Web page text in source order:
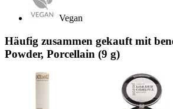
Vegan
Häufig zusammen gekauft mit
Powder, Porcellain (9 g)